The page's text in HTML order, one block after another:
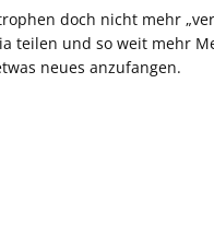
doch nicht mehr
teilen und so weit mehr
neues anzufangen.